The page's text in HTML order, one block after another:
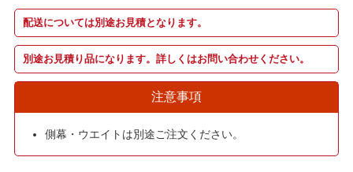
配送については別途お見積となります。
別途お見積り品になります。詳しくはお問い合わせください。
注意事項
側幕・ウエイトは別途ご注文ください。